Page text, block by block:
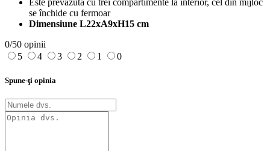
Este prevăzută cu trei compartimente la interior, cel din mijloc
se închide cu fermoar
Dimensiune L22xA9xH15 cm
0/50 opinii
5
4 3 2 1 0
Spune-ţi opinia